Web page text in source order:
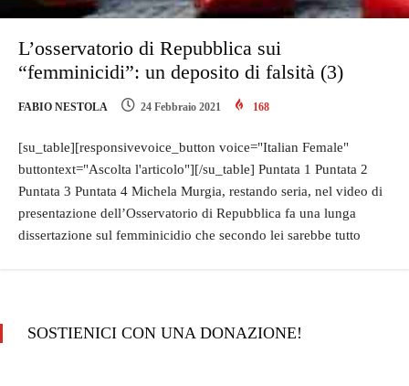
L’osservatorio di Repubblica sui
“femminicidi”: un deposito di falsità (3)
FABIO NESTOLA 24 Febbraio 2021 168
[su_table][responsivevoice_button voice="Italian Female"
buttontext="Ascolta l'articolo"][/su_table] Puntata 1 Puntata 2
Puntata 3 Puntata 4 Michela Murgia, restando seria, nel video di
presentazione dell’Osservatorio di Repubblica fa una lunga
dissertazione sul femminicidio che secondo lei sarebbe tutto
SOSTIENICI CON UNA DONAZIONE!